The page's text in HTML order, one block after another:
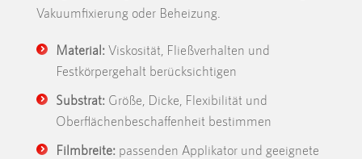
Vakuumfixierung oder Beheizung.
Material: Viskosität, Fließverhalten und
Festkörpergehalt berücksichtigen
Substrat: Größe, Dicke, Flexibilität und
Oberflächenbeschaffenheit bestimmen
Filmbreite: passenden Applikator und geeignete